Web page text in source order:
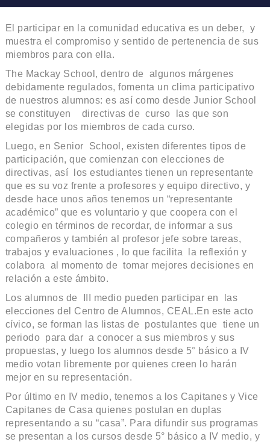
El participar en la comunidad educativa es un deber, y
muestra el compromiso y sentido de pertenencia de sus
miembros para con ella.
The Mackay School, dentro de algunos márgenes
debidamente regulados, fomenta un clima participativo
de nuestros alumnos: es así como desde Junior School
se constituyen directivas de curso las que son
elegidas por los miembros de cada curso.
Luego, en Senior School, existen diferentes tipos de
participación, que comienzan con elecciones de
directivas, así los estudiantes tienen un representante
que es su voz frente a profesores y equipo directivo, y
desde hace unos años tenemos un “representante
académico” que es voluntario y que coopera con el
colegio en términos de recordar, de informar a sus
compañeros y también al profesor jefe sobre tareas,
trabajos y evaluaciones , lo que facilita la reflexión y
colabora al momento de tomar mejores decisiones en
relación a este ámbito.
Los alumnos de III medio pueden participar en las
elecciones del Centro de Alumnos, CEAL.En este acto
cívico, se forman las listas de postulantes que tiene un
periodo para dar a conocer a sus miembros y sus
propuestas, y luego los alumnos desde 5° básico a IV
medio votan libremente por quienes creen lo harán
mejor en su representación.
Por último en IV medio, tenemos a los Capitanes y Vice
Capitanes de Casa quienes postulan en duplas
representando a su “casa”. Para difundir sus programas
se presentan a los cursos desde 5° básico a IV medio, y